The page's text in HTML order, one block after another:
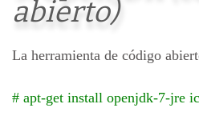
abierto)
La herramienta de código
# apt-get install openjdk-7-jre